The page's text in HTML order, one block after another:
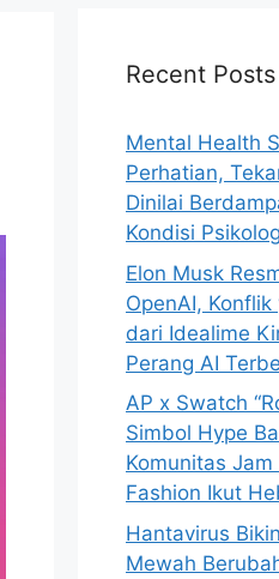
f
r
:
Recent Posts
Mental Health
Perhatian,
Dinilai
Kondisi
Elon Musk
OpenAI,
dari Idealime
Perang AI
AP x Swatch
Simbol Hype
Komunitas
Fashion Ikut
Hantavirus
Mewah